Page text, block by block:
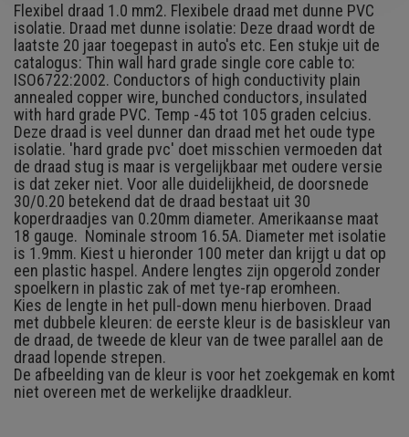
Flexibel draad 1.0 mm2. Flexibele draad met dunne PVC
isolatie. Draad met dunne isolatie: Deze draad wordt de
laatste 20 jaar toegepast in auto's etc. Een stukje uit de
catalogus: Thin wall hard grade single core cable to:
ISO6722:2002. Conductors of high conductivity plain
annealed copper wire, bunched conductors, insulated
with hard grade PVC. Temp -45 tot 105 graden celcius.
Deze draad is veel dunner dan draad met het oude type
isolatie. 'hard grade pvc' doet misschien vermoeden dat
de draad stug is maar is vergelijkbaar met oudere versie
is dat zeker niet. Voor alle duidelijkheid, de doorsnede
30/0.20 betekend dat de draad bestaat uit 30
koperdraadjes van 0.20mm diameter. Amerikaanse maat
18 gauge. Nominale stroom 16.5A. Diameter met isolatie
is 1.9mm. Kiest u hieronder 100 meter dan krijgt u dat op
een plastic haspel. Andere lengtes zijn opgerold zonder
spoelkern in plastic zak of met tye-rap eromheen.
Kies de lengte in het pull-down menu hierboven. Draad
met dubbele kleuren: de eerste kleur is de basiskleur van
de draad, de tweede de kleur van de twee parallel aan de
draad lopende strepen.
De afbeelding van de kleur is voor het zoekgemak en komt
niet overeen met de werkelijke draadkleur.